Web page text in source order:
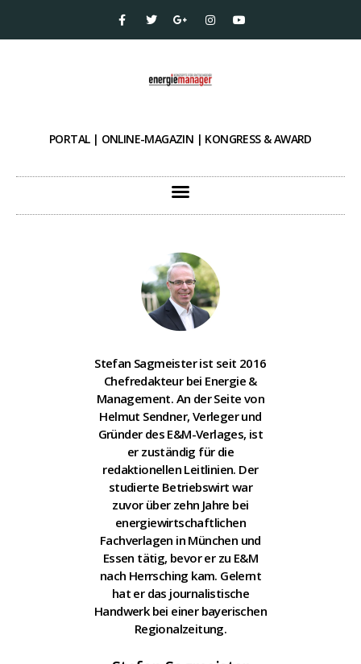
PORTAL | ONLINE-MAGAZIN | KONGRESS & AWARD
Stefan Sagmeister ist seit 2016
Chefredakteur bei Energie &
Management. An der Seite von
Helmut Sendner, Verleger und
Gründer des E&M-Verlages, ist
er zuständig für die
redaktionellen Leitlinien. Der
studierte Betriebswirt war
zuvor über zehn Jahre bei
energiewirtschaftlichen
Fachverlagen in München und
Essen tätig, bevor er zu E&M
nach Herrsching kam. Gelernt
hat er das journalistische
Handwerk bei einer bayerischen
Regionalzeitung.